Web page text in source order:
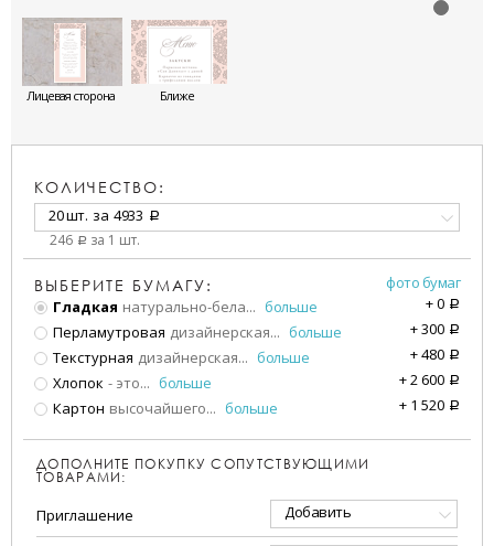
Лицевая сторона Ближе
КОЛИЧЕСТВО:
20 шт. за 4933 a
246 a за 1 шт.
ВЫБЕРИТЕ БУМАГУ:
фото бумаг
Гладкая натурально-бела... больше +0 a
Перламутровая дизайнерская... больше +300 a
Текстурная дизайнерская... больше +480 a
Хлопок - это... больше +2 600 a
Картон высочайшего... больше + 1 520 a
ДОПОЛНИТЕ ПОКУПКУ СОПУТСТВУЮЩИМИ
ТОВАРАМИ:
Приглашение Добавить